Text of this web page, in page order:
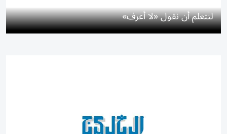
لنتعلم أن نقول «لا أعرف»